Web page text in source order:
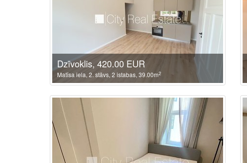
Dzīvoklis, 420.00 EUR
Matīsa iela, 2. stāvs, 2 istabas, 39.00m2